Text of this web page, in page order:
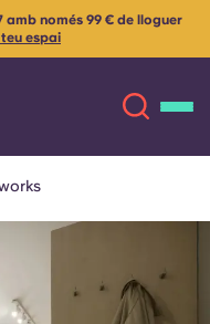
amb només 99 € de lloguer
espai